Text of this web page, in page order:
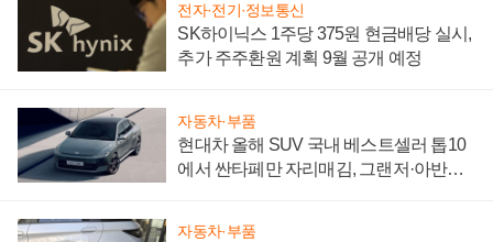
전자·전기·정보통신
SK하이닉스 1주당 375원 현금배당 실시,
추가 주주환원 계획 9월 공개 예정
자동차·부품
현대차 올해 SUV 국내 베스트셀러 톱10
에서 싼타페만 자리매김, 그랜저·아반떼
자동차·부품